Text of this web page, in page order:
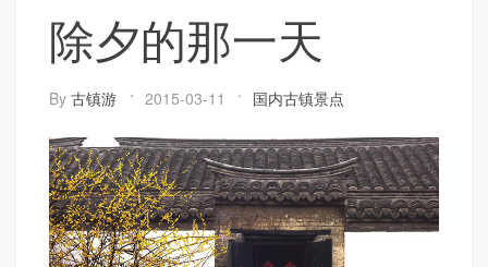
除夕的那一天
By 古镇游 2015-03-11 国内古镇景点